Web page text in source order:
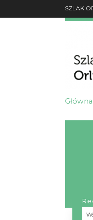
SZLAK
Główna